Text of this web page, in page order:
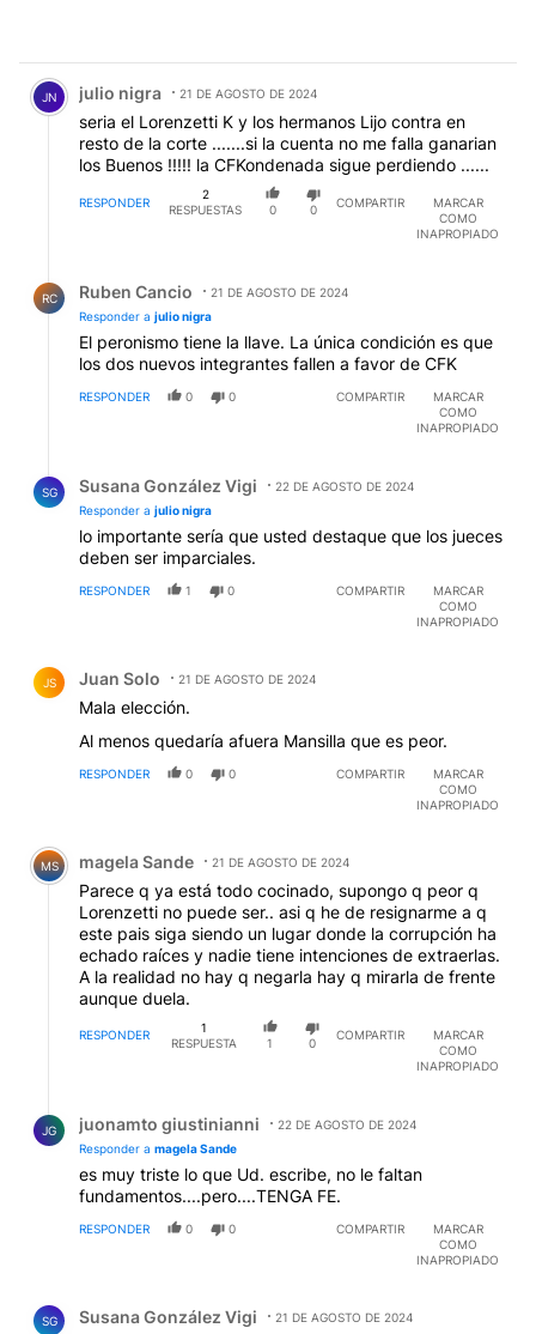
Comentario de julio nigra.
JN julio nigra 21 DE AGOSTO DE 2024
seria el Lorenzetti K y los hermanos Lijo contra en
resto de la corte .......si la cuenta no me falla ganarian
los Buenos !!!!! la CFKondenada sigue perdiendo ......
RESPONDER
2
RESPUESTAS
0 0
COMPARTIR
MARCAR
COMO
INAPROPIADO
RC Ruben Cancio
21 DE AGOSTO DE 2024
Responder a julio nigra
El peronismo tiene la llave. La única condición es que
los dos nuevos integrantes fallen a favor de CFK
RESPONDER 0 0 COMPARTIR
MARCAR
COMO
INAPROPIADO
SG Susana González Vigi
22 DE AGOSTO DE 2024
Responder a julio nigra
lo importante sería que usted destaque que los jueces
deben ser imparciales.
RESPONDER 1 0 COMPARTIR
MARCAR
COMO
INAPROPIADO
JS Juan Solo 21 DE AGOSTO DE 2024
Mala elección.
Al menos quedaría afuera Mansilla que es peor.
RESPONDER 0 0 COMPARTIR
MARCAR
COMO
INAPROPIADO
Comentario de magela Sande.
MS magela Sande 21 DE AGOSTO DE 2024
Parece q ya está todo cocinado, supongo q peor q
Lorenzetti no puede ser.. asi q he de resignarme a q
este pais siga siendo un lugar donde la corrupción ha
echado raíces y nadie tiene intenciones de extraerlas.
A la realidad no hay q negarla hay q mirarla de frente
aunque duela.
RESPONDER
1
RESPUESTA
1 0
COMPARTIR
MARCAR
COMO
INAPROPIADO
JG juonamto giustinianni
22 DE AGOSTO DE 2024
Responder a magela Sande
es muy triste lo que Ud. escribe, no le faltan
fundamentos....pero....TENGA FE.
RESPONDER 0 0 COMPARTIR
MARCAR
COMO
INAPROPIADO
SG Susana González Vigi 21 DE AGOSTO DE 2024